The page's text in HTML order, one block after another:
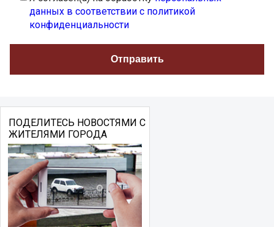
данных в соответствии с политикой
конфиденциальности
ПОДЕЛИТЕСЬ НОВОСТЯМИ С
ЖИТЕЛЯМИ ГОРОДА